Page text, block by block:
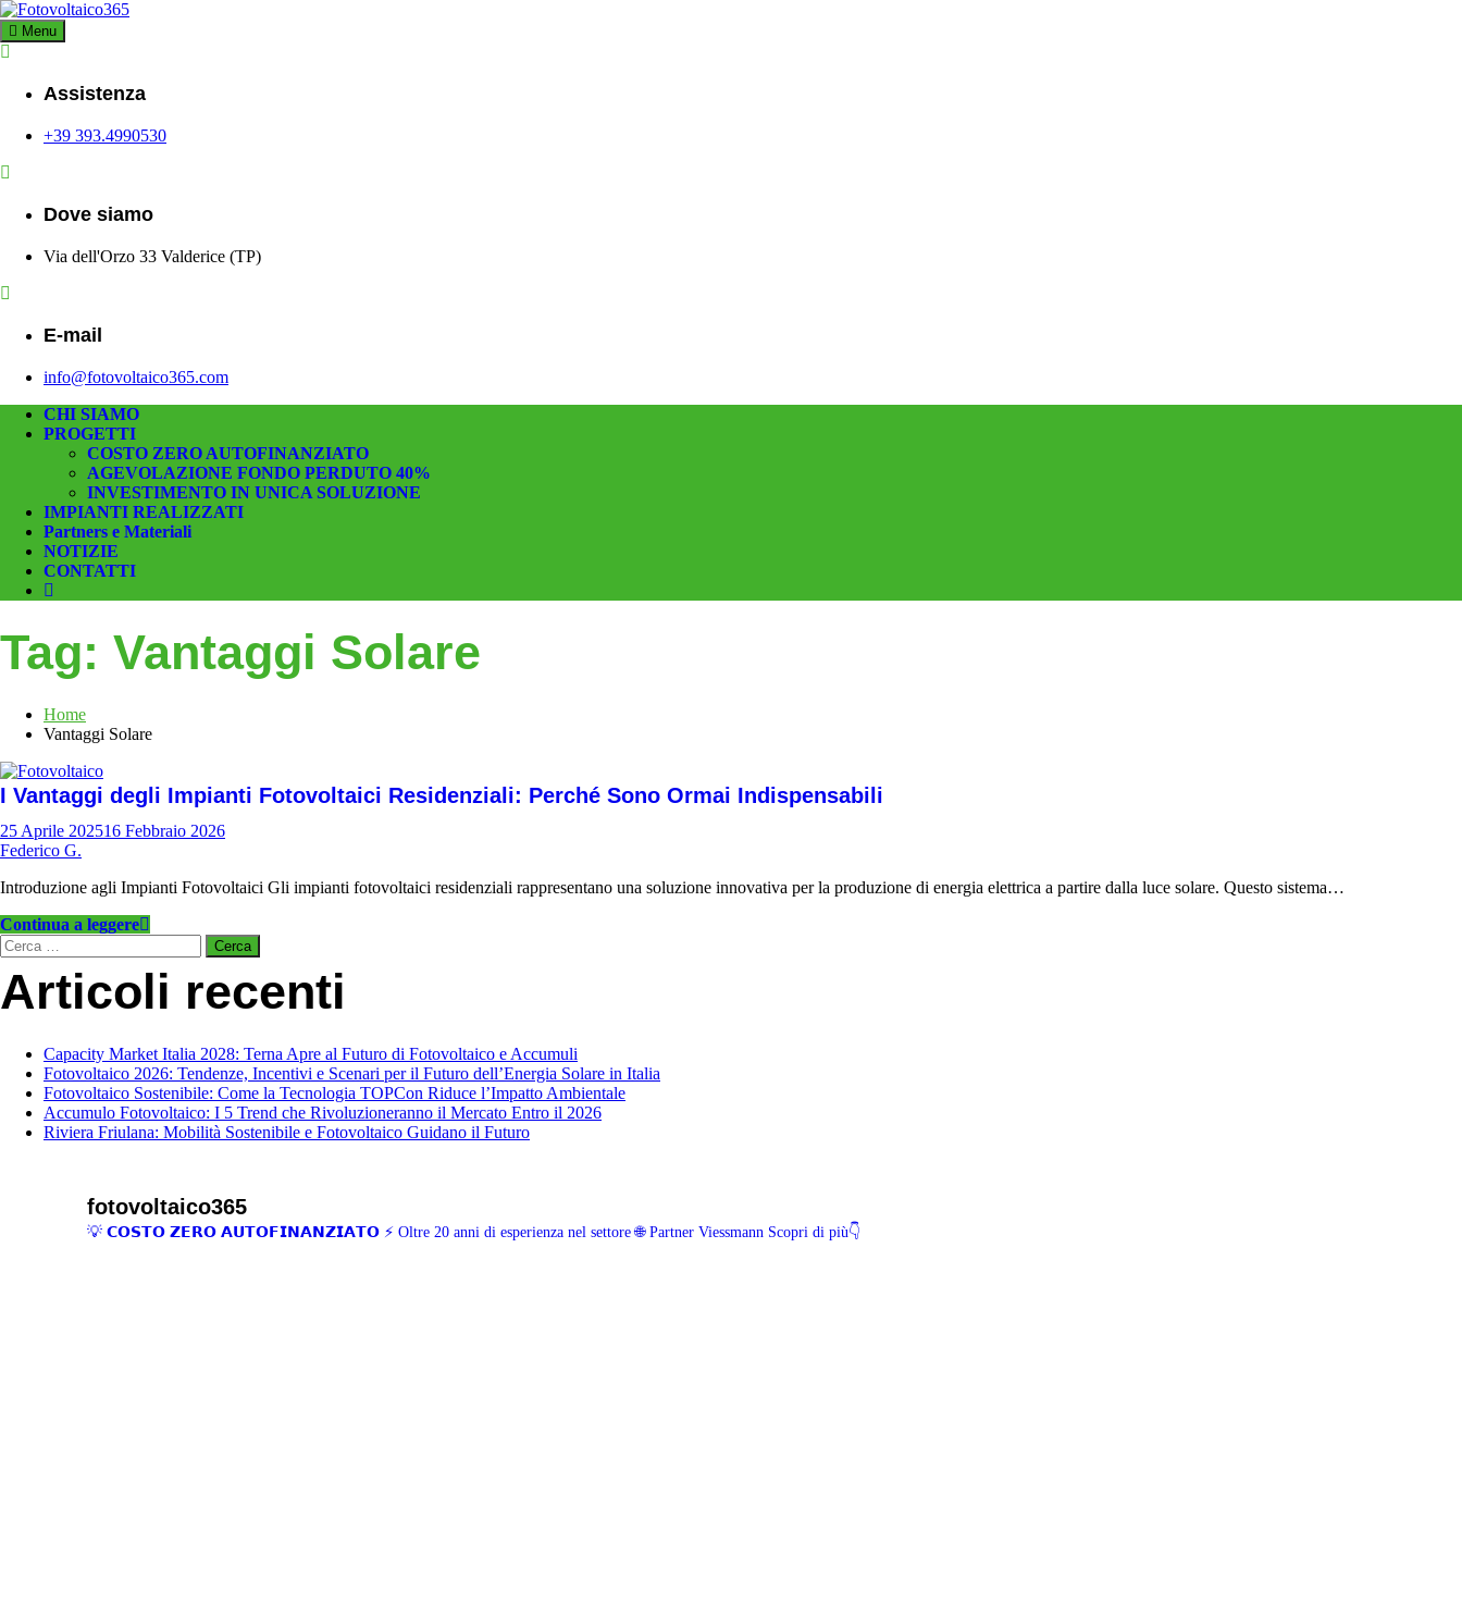
Skip
to
content
Fotovoltaico365
Impianto a Costo Zero Autofinanziato
Menu
Assistenza
+39 393.4990530
Dove siamo
Via dell'Orzo 33 Valderice (TP)
E-mail
info@fotovoltaico365.com
CHI SIAMO
PROGETTI
COSTO ZERO AUTOFINANZIATO
AGEVOLAZIONE FONDO PERDUTO 40%
INVESTIMENTO IN UNICA SOLUZIONE
IMPIANTI REALIZZATI
Partners e Materiali
NOTIZIE
CONTATTI
Tag: Vantaggi Solare
Home
Vantaggi Solare
I Vantaggi degli Impianti Fotovoltaici Residenziali: Perché Sono Ormai Indispensabili
25 Aprile 202516 Febbraio 2026
Federico G.
Introduzione agli Impianti Fotovoltaici Gli impianti fotovoltaici residenziali rappresentano una soluzione innovativa per la produzione di energia elettrica a partire dalla luce solare. Questo sistema…
Continua a leggere
Ricerca
per:
Articoli recenti
Capacity Market Italia 2028: Terna Apre al Futuro di Fotovoltaico e Accumuli
Fotovoltaico 2026: Tendenze, Incentivi e Scenari per il Futuro dell’Energia Solare in Italia
Fotovoltaico Sostenibile: Come la Tecnologia TOPCon Riduce l’Impatto Ambientale
Accumulo Fotovoltaico: I 5 Trend che Rivoluzioneranno il Mercato Entro il 2026
Riviera Friulana: Mobilità Sostenibile e Fotovoltaico Guidano il Futuro
fotovoltaico365
💡 𝗖𝗢𝗦𝗧𝗢 𝗭𝗘𝗥𝗢 𝗔𝗨𝗧𝗢𝗙𝗜𝗡𝗔𝗡𝗭𝗜𝗔𝗧𝗢 ⚡ Oltre 20 anni di esperienza nel settore🌐 Partner Viessmann Scopri di più👇